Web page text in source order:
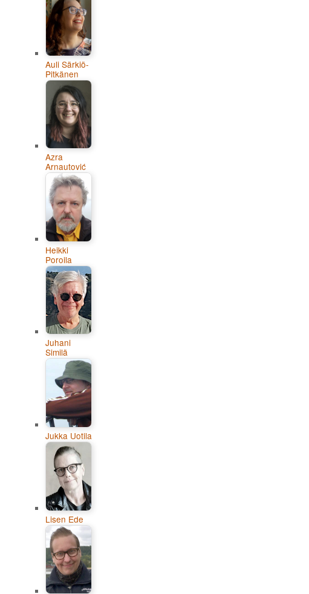
Auli Särkiö-
Pitkänen
Azra
Arnautović
Heikki
Poroila
Juhani
Similä
Jukka Uotila
Lisen Ede